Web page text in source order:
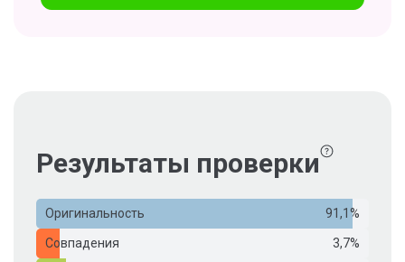
Результаты проверки
Оригинальность 91,1%
Совпадения 3,7%